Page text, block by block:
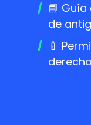
📘
de
🍼